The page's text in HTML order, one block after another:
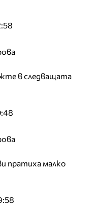
вследващата
пратиха малко